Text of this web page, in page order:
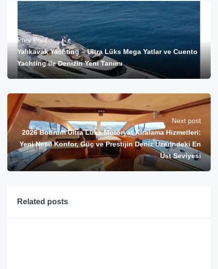
Prev Post
Yalıkavak Yachting – Ultra Lüks Mega Yatlar ve Cuento
Yachting ile Denizin Yeni Tanımı
Next post
2026 Bodrum Ultra Lüks Motoryat Kiralama Hizmetleri:
Yeni Nesil Konfor, Güç ve Prestijin Deniz Üzerindeki En
Üst Seviyesi
Related posts